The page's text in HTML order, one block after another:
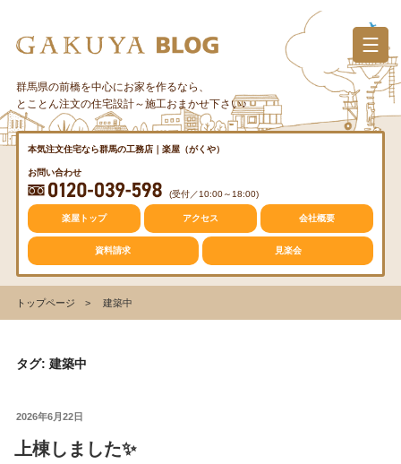
へ
ス
群馬県の前橋を中心にお家を作るなら、
とことん注文の住宅設計～施工おまかせ下さい♪
本気注文住宅なら群馬の工務店｜楽屋（がくや）
お問い合わせ
(受付／10:00～18:00)
楽屋トップ アクセス 会社概要
資料請求 見楽会
トップページ 建築中
タグ: 建築中
投
日:
2026年6月22日
上棟しました✨️
カテゴリー
質問・疑問
トレンド
収納
仕事の風景
イベント